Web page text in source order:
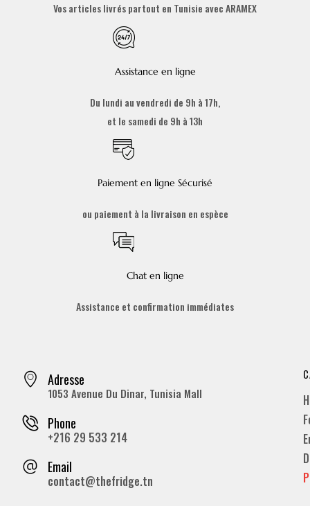
Vos articles livrés partout en Tunisie avec ARAMEX
Assistance en ligne
Du lundi au vendredi de 9h à 17h,
et le samedi de 9h à 13h
Paiement en ligne Sécurisé
ou paiement à la livraison en espèce
Chat en ligne
Assistance et confirmation immédiates
Adresse
1053 Avenue Du Dinar, Tunisia Mall
Phone
+216 29 533 214
Email
contact@thefridge.tn